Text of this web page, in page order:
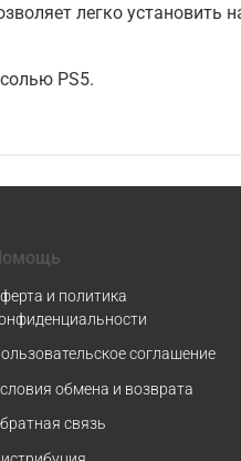
легко установить
PS5.
и политика
соглашение
обмена и возврата
связь